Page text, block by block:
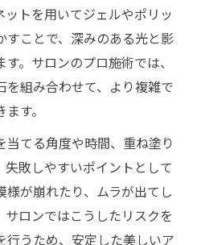
に最適な下地の選び方
スで簡単ネイルチェンジ
技をセルフでも実践
トを用いてジェルやポリッ
すことで、深みのある光と影
。サロンのプロ施術では、
組み合わせて、より複雑で
す。
てる角度や時間、重ね塗り
敗しやすいポイントとして
が崩れたり、ムラが出てし
サロンではこうしたリスクを
うため、安定した美しいア